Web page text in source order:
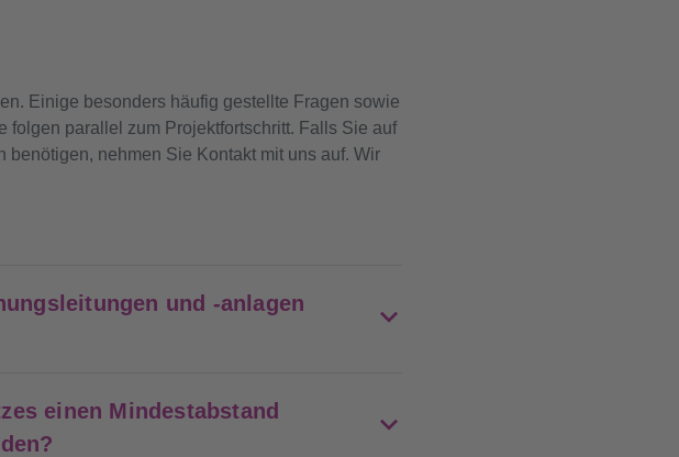
Einige besonders häufig gestellte Fragen sowie
folgen parallel zum Projektfortschritt. Falls Sie auf
benötigen, nehmen Sie Kontakt mit uns auf. Wir
und -anlagen
einen Mindestabstand